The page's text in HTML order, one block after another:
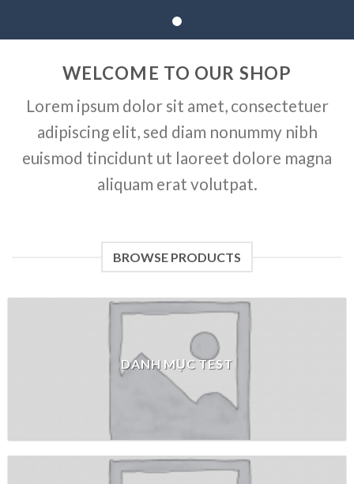
WELCOME TO OUR SHOP
Lorem ipsum dolor sit amet, consectetuer
adipiscing elit, sed diam nonummy nibh
euismod tincidunt ut laoreet dolore magna
aliquam erat volutpat.
BROWSE PRODUCTS
DANH MỤC TEST